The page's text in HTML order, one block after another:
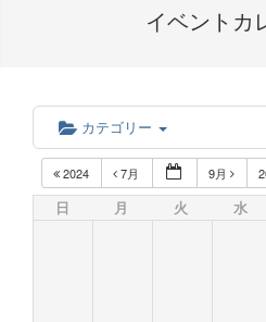
イベントカ
カテゴリー
2024 7月 9月
日 月 火 水